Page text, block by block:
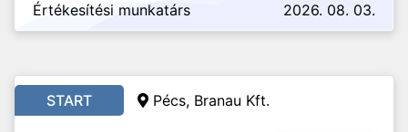
Értékesítési munkatárs 2026. 08. 03.
START Pécs, Branau Kft.